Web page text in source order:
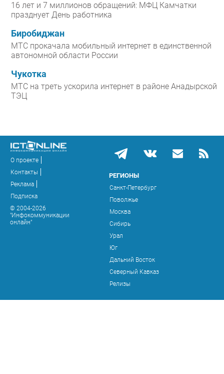
16 лет и 7 миллионов обращений: МФЦ Камчатки
празднует День работника
Биробиджан
МТС прокачала мобильный интернет в единственной
автономной области России
Чукотка
МТС на треть ускорила интернет в районе Анадырской
ТЭЦ
О проекте
Контакты
Реклама
Подписка
© 2004-2026
"Инфокоммуникации
онлайн"
РЕГИОНЫ
Санкт-Петербург
Поволжье
Москва
Сибирь
Урал
Юг
Дальний Восток
Северный Кавказ
Релизы